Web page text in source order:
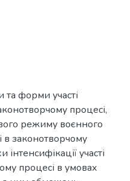
та форми участі
процесі,
режиму воєнного
в законотворчому
участі
процесі в умовах